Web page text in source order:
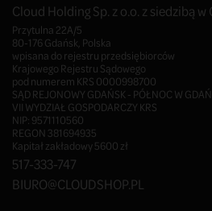
Cloud Holding Sp. z o.o. z siedzibą w
Przytulna 22A/5
80-176 Gdańsk, Polska
wpisana do rejestru przedsiębiorców
Krajowego Rejestru Sądowego
pod numerem KRS 0000998700
SĄD REJONOWY GDAŃSK - PÓŁNOC W
VII WYDZIAŁ GOSPODARCZY KRS
NIP: 9571110560
REGON 381694935
Kapitał zakładowy 5600 zł
517-333-747
BIURO@CLOUDSHOP.PL